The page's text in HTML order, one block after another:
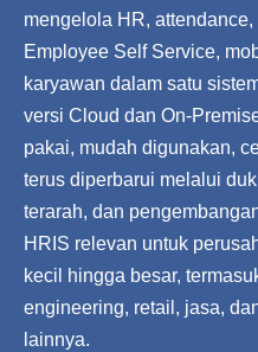
mengelola HR,
Employee Self Service,
karyawan dalam satu
versi Cloud dan On-
pakai, mudah digunakan,
terus diperbarui melalui
terarah, dan
HRIS relevan untuk
kecil hingga besar,
engineering, retail, jasa,
lainnya.